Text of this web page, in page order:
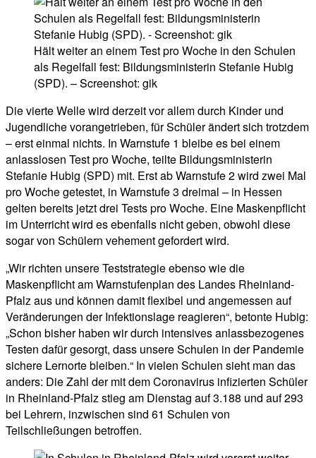
Hält weiter an einem Test pro Woche in den Schulen
als Regelfall fest: Bildungsministerin Stefanie Hubig
(SPD). – Screenshot: gik
Die vierte Welle wird derzeit vor allem durch Kinder und
Jugendliche vorangetrieben, für Schüler ändert sich trotzdem
– erst einmal nichts. In Warnstufe 1 bleibe es bei einem
anlasslosen Test pro Woche, teilte Bildungsministerin
Stefanie Hubig (SPD) mit. Erst ab Warnstufe 2 wird zwei Mal
pro Woche getestet, in Warnstufe 3 dreimal – in Hessen
gelten bereits jetzt drei Tests pro Woche. Eine Maskenpflicht
im Unterricht wird es ebenfalls nicht geben, obwohl diese
sogar von Schülern vehement gefordert wird.
„Wir richten unsere Teststrategie ebenso wie die
Maskenpflicht am Warnstufenplan des Landes Rheinland-
Pfalz aus und können damit flexibel und angemessen auf
Veränderungen der Infektionslage reagieren“, betonte Hubig:
„Schon bisher haben wir durch intensives anlassbezogenes
Testen dafür gesorgt, dass unsere Schulen in der Pandemie
sichere Lernorte bleiben.“ In vielen Schulen sieht man das
anders: Die Zahl der mit dem Coronavirus infizierten Schüler
in Rheinland-Pfalz stieg am Dienstag auf 3.188 und auf 293
bei Lehrern, inzwischen sind 61 Schulen von
Teilschließungen betroffen.